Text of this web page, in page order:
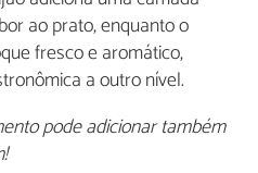
ao prato, enquanto o
fresco e aromático,
a outro nível.
pode adicionar também